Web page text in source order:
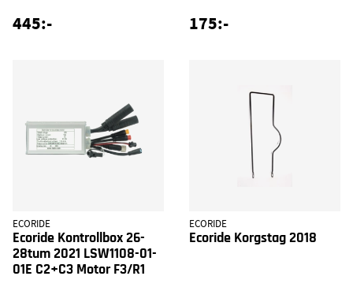
445:- 175:-
ECORIDE
Ecoride Kontrollbox 26-
28tum 2021 LSW1108-01-
01E C2+C3 Motor F3/R1
ECORIDE
Ecoride Korgstag 2018